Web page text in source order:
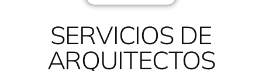
SERVICIOS DE
ARQUITECTOS